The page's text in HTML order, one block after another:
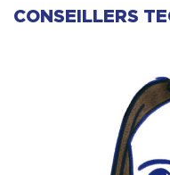
CONSEILLERS